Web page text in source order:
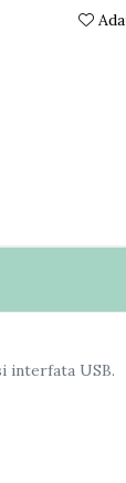
interfata USB.